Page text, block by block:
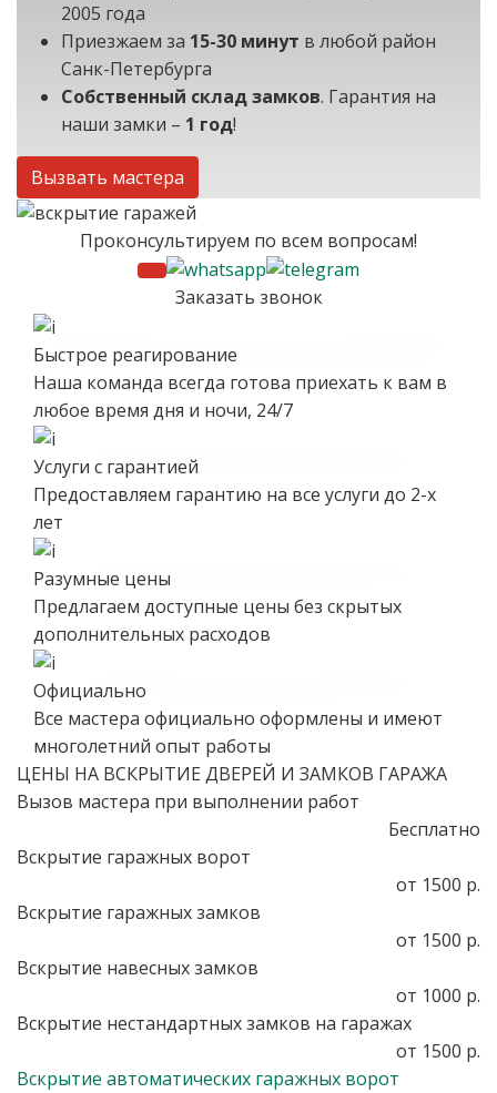
Но это еще не все! Если вам нужно заменить старые
и изношенные замки, добавить дополнительную
защиту или улучшить систему открывания - мы
сделаем это профессионально и качественно.
2005 года
Приезжаем за 15-30 минут в любой район
Санк-Петербурга
Собственный склад замков. Гарантия на
наши замки – 1 год!
Вызвать мастера
Проконсультируем по всем вопросам!
Заказать звонок
Быстрое реагирование
Наша команда всегда готова приехать к вам в
любое время дня и ночи, 24/7
Услуги с гарантией
Предоставляем гарантию на все услуги до 2-х
лет
Разумные цены
Предлагаем доступные цены без скрытых
дополнительных расходов
Официально
Все мастера официально оформлены и имеют
многолетний опыт работы
ЦЕНЫ НА ВСКРЫТИЕ ДВЕРЕЙ И ЗАМКОВ ГАРАЖА
Вызов мастера при выполнении работ
Бесплатно
Вскрытие гаражных ворот
от 1500 р.
Вскрытие гаражных замков
от 1500 р.
Вскрытие навесных замков
от 1000 р.
Вскрытие нестандартных замков на гаражах
от 1500 р.
Вскрытие автоматических гаражных ворот